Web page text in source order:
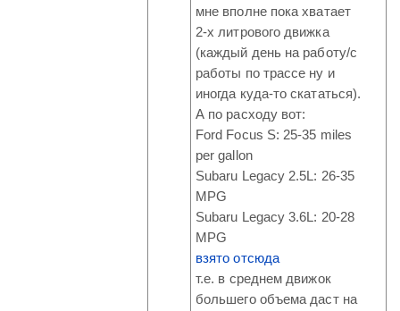
мне вполне пока хватает
2-х литрового движка
(каждый день на работу/с
работы по трассе ну и
иногда куда-то скататься).
А по расходу вот:
Ford Focus S: 25-35 miles
per gallon
Subaru Legacy 2.5L: 26-35
MPG
Subaru Legacy 3.6L: 20-28
MPG
взято отсюда
т.е. в среднем движок
большего объема даст на